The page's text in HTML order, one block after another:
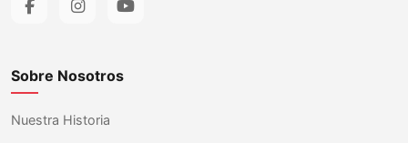
Sobre Nosotros
Nuestra Historia